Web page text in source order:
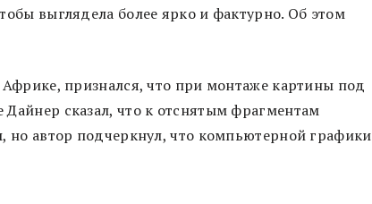
выглядела более ярко и фактурно. Об этом
признался, что при монтаже картины под
сказал, что к отснятым фрагментам
автор подчеркнул, что компьютерной графики